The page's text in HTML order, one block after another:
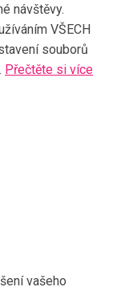
návštěvy.
VŠECH
souborů
Přečtěte si více
vašeho